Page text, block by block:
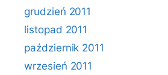
grudzień 2011
listopad 2011
październik 2011
wrzesień 2011